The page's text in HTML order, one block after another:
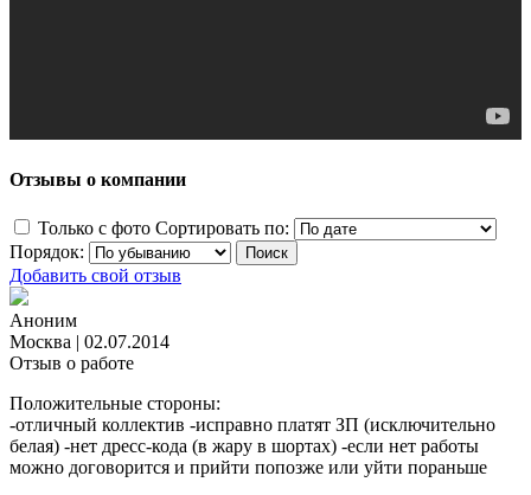
Отзывы о компании
Только с фото Сортировать по:
Порядок:
Добавить свой отзыв
Аноним
Москва | 02.07.2014
Отзыв о работе
Положительные стороны:
-отличный коллектив -исправно платят ЗП (исключительно
белая) -нет дресс-кода (в жару в шортах) -если нет работы
можно договорится и прийти попозже или уйти пораньше